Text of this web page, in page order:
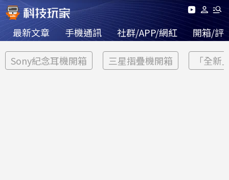
最新文章 手機通訊 社群/APP/網紅 開箱/評
Sony紀念耳機開箱 三星摺疊機開箱 「全新